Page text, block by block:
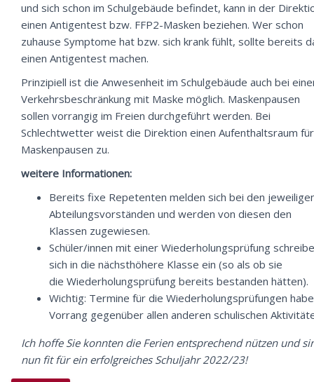
und sich schon im Schulgebäude befindet, kann in der
einen Antigentest bzw. FFP2-Masken beziehen. Wer schon
zuhause Symptome hat bzw. sich krank fühlt, sollte bereits
einen Antigentest machen.
Prinzipiell ist die Anwesenheit im Schulgebäude auch bei
Verkehrsbeschränkung mit Maske möglich. Maskenpausen
sollen vorrangig im Freien durchgeführt werden. Bei
Schlechtwetter weist die Direktion einen Aufenthaltsraum für
Maskenpausen zu.
weitere Informationen:
Bereits fixe Repetenten melden sich bei den
Abteilungsvorständen und werden von diesen den
Klassen zugewiesen.
Schüler/innen mit einer Wiederholungsprüfung
sich in die nächsthöhere Klasse ein (so als ob sie
die Wiederholungsprüfung bereits bestanden hätten).
Wichtig: Termine für die Wiederholungsprüfungen
Vorrang gegenüber allen anderen schulischen
Ich hoffe Sie konnten die Ferien entsprechend nützen und
nun fit für ein erfolgreiches Schuljahr 2022/23!